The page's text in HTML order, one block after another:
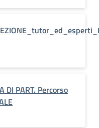
DI PART. Percorso